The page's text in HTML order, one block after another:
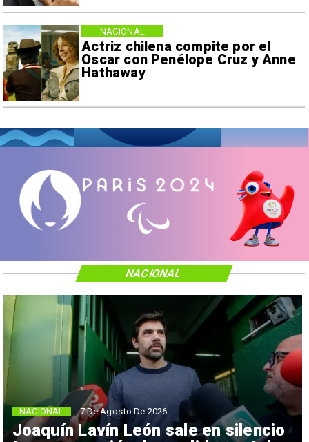
Actriz chilena compite por el
Oscar con Penélope Cruz y Anne
Hathaway
NACIONAL
Joaquín Lavín León sale en silencio
NACIONAL 7 De Agosto De 2026
NACIONAL